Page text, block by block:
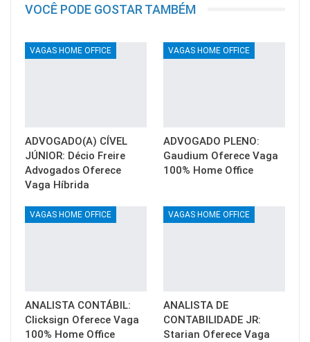
VOCÊ PODE GOSTAR TAMBÉM
VAGAS HOME OFFICE
ADVOGADO(A) CÍVEL
JÚNIOR: Décio Freire
Advogados Oferece
Vaga Híbrida
VAGAS HOME OFFICE
ADVOGADO PLENO:
Gaudium Oferece Vaga
100% Home Office
VAGAS HOME OFFICE
ANALISTA CONTÁBIL:
Clicksign Oferece Vaga
100% Home Office
VAGAS HOME OFFICE
ANALISTA DE
CONTABILIDADE JR:
Starian Oferece Vaga